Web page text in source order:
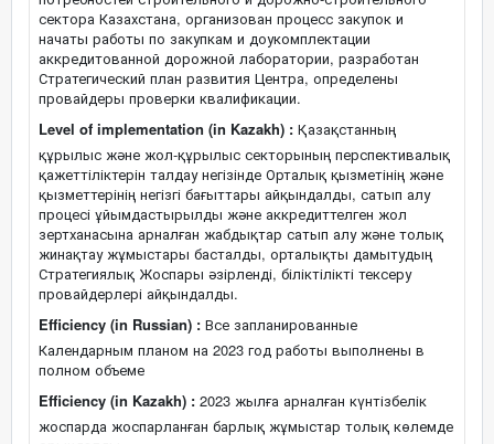
сектора Казахстана, организован процесс закупок и
начаты работы по закупкам и доукомплектации
аккредитованной дорожной лаборатории, разработан
Стратегический план развития Центра, определены
провайдеры проверки квалификации.
Level of implementation (in Kazakh) : Қазақстанның
құрылыс және жол-құрылыс секторының перспективалық
қажеттіліктерін талдау негізінде Орталық қызметінің және
қызметтерінің негізгі бағыттары айқындалды, сатып алу
процесі ұйымдастырылды және аккредиттелген жол
зертханасына арналған жабдықтар сатып алу және толық
жинақтау жұмыстары басталды, орталықты дамытудың
Стратегиялық Жоспары әзірленді, біліктілікті тексеру
провайдерлері айқындалды.
Efficiency (in Russian) : Все запланированные
Календарным планом на 2023 год работы выполнены в
полном объеме
Efficiency (in Kazakh) : 2023 жылға арналған күнтізбелік
жоспарда жоспарланған барлық жұмыстар толық көлемде